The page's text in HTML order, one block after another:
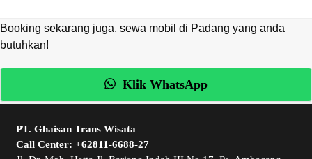
Booking sekarang juga, sewa mobil di Padang yang anda
butuhkan!
Klik WhatsApp
PT. Ghaisan Trans Wisata
Call Center: +62811-6688-27